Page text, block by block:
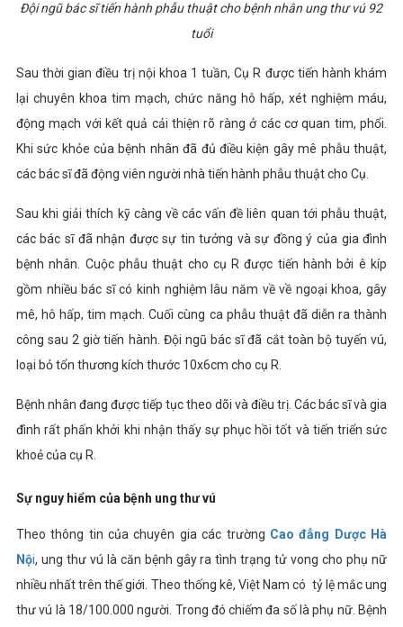
Đội ngũ bác sĩ tiến hành phẫu thuật cho bệnh nhân ung thư vú 92
tuổi
Sau thời gian điều trị nội khoa 1 tuần, Cụ R được tiến hành khám
lại chuyên khoa tim mạch, chức năng hô hấp, xét nghiệm máu,
động mạch với kết quả cải thiện rõ ràng ở các cơ quan tim, phổi.
Khi sức khỏe của bệnh nhân đã đủ điều kiện gây mê phẫu thuật,
các bác sĩ đã động viên người nhà tiến hành phẫu thuật cho Cụ.
Sau khi giải thích kỹ càng về các vấn đề liên quan tới phẫu thuật,
các bác sĩ đã nhận được sự tin tưởng và sự đồng ý của gia đình
bệnh nhân. Cuộc phẫu thuật cho cụ R được tiến hành bởi ê kíp
gồm nhiều bác sĩ có kinh nghiệm lâu năm về về ngoại khoa, gây
mê, hô hấp, tim mạch. Cuối cùng ca phẫu thuật đã diễn ra thành
công sau 2 giờ tiến hành. Đội ngũ bác sĩ đã cắt toàn bộ tuyến vú,
loại bỏ tổn thương kích thước 10x6cm cho cụ R.
Bệnh nhân đang được tiếp tục theo dõi và điều trị. Các bác sĩ và gia
đình rất phấn khởi khi nhận thấy sự phục hồi tốt và tiến triển sức
khoẻ của cụ R.
Sự nguy hiểm của bệnh ung thư vú
Theo thông tin của chuyên gia các trường Cao đẳng Dược Hà
Nội, ung thư vú là căn bệnh gây ra tình trạng tử vong cho phụ nữ
nhiều nhất trên thế giới. Theo thống kê, Việt Nam có tỷ lệ mắc ung
thư vú là 18/100.000 người. Trong đó chiếm đa số là phụ nữ. Bệnh